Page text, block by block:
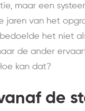
maar een
jaren van het
het niet
de ander
kan dat?
de